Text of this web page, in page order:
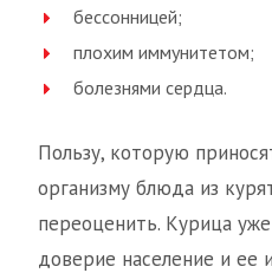
бессонницей;
плохим иммунитетом;
болезнями сердца.
Пользу, которую
организму блюда из
переоценить. Курица
доверие население и ее